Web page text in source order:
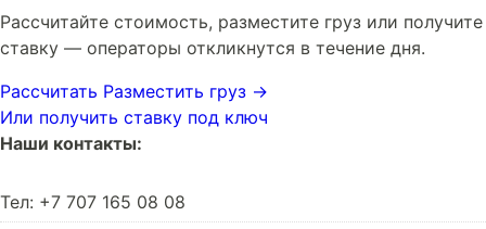
Рассчитайте стоимость, разместите груз или получите
ставку — операторы откликнутся в течение дня.
Рассчитать Разместить груз →
Или получить ставку под ключ
Наши контакты:
Тел: +7 707 165 08 08